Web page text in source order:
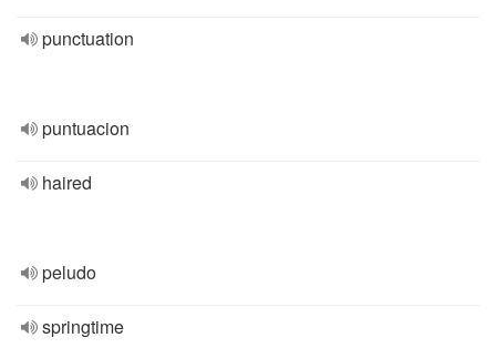
punctuation
puntuacion
haired
peludo
springtime